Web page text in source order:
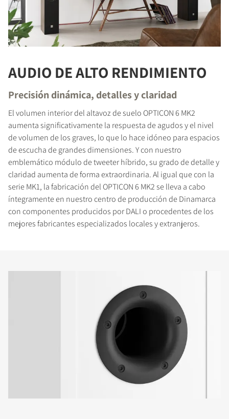
AUDIO DE ALTO RENDIMIENTO
Precisión dinámica, detalles y claridad
El volumen interior del altavoz de suelo OPTICON 6 MK2
aumenta significativamente la respuesta de agudos y el nivel
de volumen de los graves, lo que lo hace idóneo para espacios
de escucha de grandes dimensiones. Y con nuestro
emblemático módulo de tweeter híbrido, su grado de detalle y
claridad aumenta de forma extraordinaria. Al igual que con la
serie MK1, la fabricación del OPTICON 6 MK2 se lleva a cabo
íntegramente en nuestro centro de producción de Dinamarca
con componentes producidos por DALI o procedentes de los
mejores fabricantes especializados locales y extranjeros.